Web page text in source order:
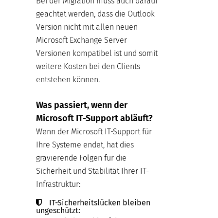
geachtet werden, dass die Outlook
Version nicht mit allen neuen
Microsoft Exchange Server
Versionen kompatibel ist und somit
weitere Kosten bei den Clients
entstehen können.
Was passiert, wenn der
Microsoft IT-Support abläuft?
Wenn der Microsoft IT-Support für
Ihre Systeme endet, hat dies
gravierende Folgen für die
Sicherheit und Stabilität Ihrer IT-
Infrastruktur:
IT-Sicherheitslücken bleiben
ungeschützt: